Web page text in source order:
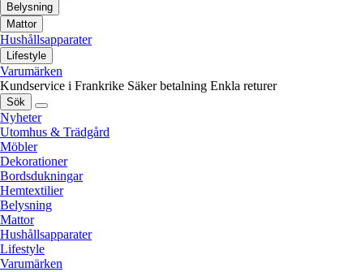
Belysning
Mattor
Hushållsapparater
Lifestyle
Varumärken
Kundservice i Frankrike Säker betalning Enkla returer
Sök
Nyheter
Utomhus & Trädgård
Möbler
Dekorationer
Bordsdukningar
Hemtextilier
Belysning
Mattor
Hushållsapparater
Lifestyle
Varumärken